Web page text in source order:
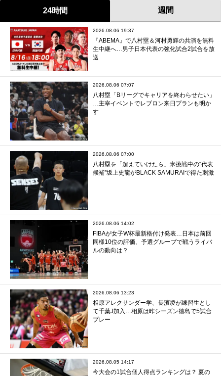
24時間 週間
2026.08.06 19:37
『ABEMA』で八村塁＆河村勇輝の共演を無料
生中継へ…男子日本代表の強化試合2試合を放
送
2026.08.06 07:07
八村塁「Bリーグでキャリアを終わらせたい」
…主宰イベントでレブロン来日プランも明か
す
2026.08.06 07:00
八村塁を「超えていけたら」米挑戦中の“代表
候補”坂上史龍がBLACK SAMURAIで得た刺激
2026.08.06 14:02
FIBAが女子W杯最新格付け発表…日本は前回
同様10位の評価、予選グループで戦うライバ
ルの動向は？
2026.08.06 13:23
相原アレクサンダー学、長濱凌が練習生とし
て千葉J加入…相原は昨シーズン徳島で5試合
プレー
2026.08.05 14:17
今大会の1試合個人得点ランキングは？ 夏の